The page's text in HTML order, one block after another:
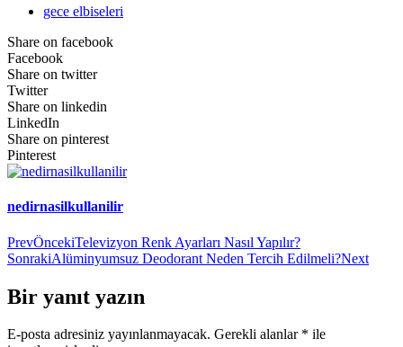
gece elbiseleri
Share on facebook
Facebook
Share on twitter
Twitter
Share on linkedin
LinkedIn
Share on pinterest
Pinterest
nedirnasilkullanilir
PrevÖncekiTelevizyon Renk Ayarları Nasıl Yapılır?
SonrakiAlüminyumsuz Deodorant Neden Tercih Edilmeli?Next
Bir yanıt yazın
E-posta adresiniz yayınlanmayacak. Gerekli alanlar * ile